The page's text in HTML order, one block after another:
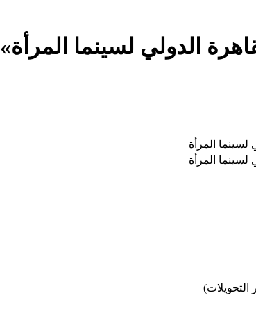
الدولي لسينما المرأة»
لسينما المرأة
لسينما المرأة